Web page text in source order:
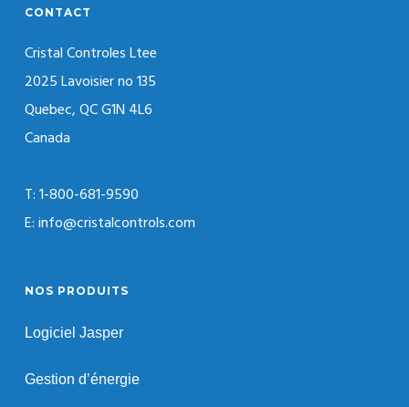
CONTACT
Cristal Controles Ltee
2025 Lavoisier no 135
Quebec, QC G1N 4L6
Canada
T: 1-800-681-9590
E: info@cristalcontrols.com
NOS PRODUITS
Logiciel Jasper
Gestion d’énergie